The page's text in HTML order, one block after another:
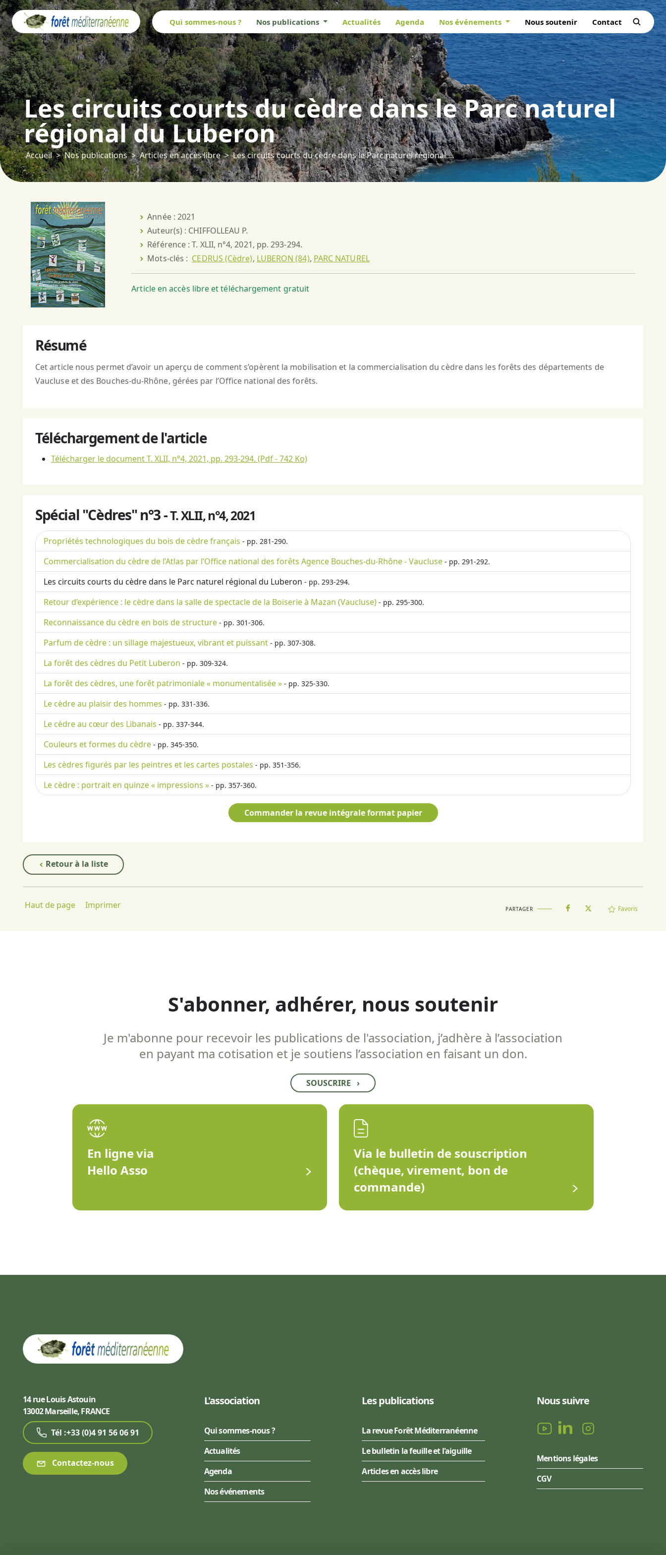
Qui sommes-nous ? Nos publications Actualités Agenda Nos événements Nous soutenir Contact
Les circuits courts du cèdre dans le Parc naturel
régional du Luberon
Accueil Nos publications Articles en accès libre Les circuits courts du cèdre dans le Parc naturel régional du Luberon
Année : 2021
Auteur(s) : CHIFFOLLEAU P.
Référence : T. XLII, n°4, 2021, pp. 293-294.
Mots-clés : CEDRUS (Cèdre), LUBERON (84), PARC NATUREL
Article en accès libre et téléchargement gratuit
Résumé
Cet article nous permet d’avoir un aperçu de comment s’opèrent la mobilisation et la commercialisation du cèdre dans les forêts des départements de
Vaucluse et des Bouches-du-Rhône, gérées par l’Office national des forêts.
Téléchargement de l'article
Télécharger le document T. XLII, n°4, 2021, pp. 293-294. (Pdf - 742 Ko)
Spécial "Cèdres" n°3 -T. XLII, n°4, 2021
Propriétés technologiques du bois de cèdre français - pp. 281-290.
Commercialisation du cèdre de l’Atlas par l’Office national des forêts Agence Bouches-du-Rhône - Vaucluse - pp. 291-292.
Les circuits courts du cèdre dans le Parc naturel régional du Luberon - pp. 293-294.
Retour d’expérience : le cèdre dans la salle de spectacle de la Boiserie à Mazan (Vaucluse) - pp. 295-300.
Reconnaissance du cèdre en bois de structure - pp. 301-306.
Parfum de cèdre : un sillage majestueux, vibrant et puissant - pp. 307-308.
La forêt des cèdres du Petit Luberon - pp. 309-324.
La forêt des cèdres, une forêt patrimoniale « monumentalisée » - pp. 325-330.
Le cèdre au plaisir des hommes - pp. 331-336.
Le cèdre au cœur des Libanais - pp. 337-344.
Couleurs et formes du cèdre - pp. 345-350.
Les cèdres figurés par les peintres et les cartes postales - pp. 351-356.
Le cèdre : portrait en quinze « impressions » - pp. 357-360.
Commander la revue intégrale format papier
Retour à la liste
Haut de page Imprimer PARTAGER Favoris
S'abonner, adhérer, nous soutenir
Je m'abonne pour recevoir les publications de l'association, j’adhère à l’association
en payant ma cotisation et je soutiens l’association en faisant un don.
SOUSCRIRE ›
En ligne via
Hello Asso
Via le bulletin de souscription
(chèque, virement, bon de
commande)
14 rue Louis Astouin
13002 Marseille, FRANCE
Tél :+33 (0)4 91 56 06 91
Contactez-nous
L'association
Qui sommes-nous ?
Actualités
Agenda
Nos événements
Les publications
La revue Forêt Méditerranéenne
Le bulletin la feuille et l'aiguille
Articles en accès libre
Nous suivre
Mentions légales
CGV
Panneau de gestion des cookies